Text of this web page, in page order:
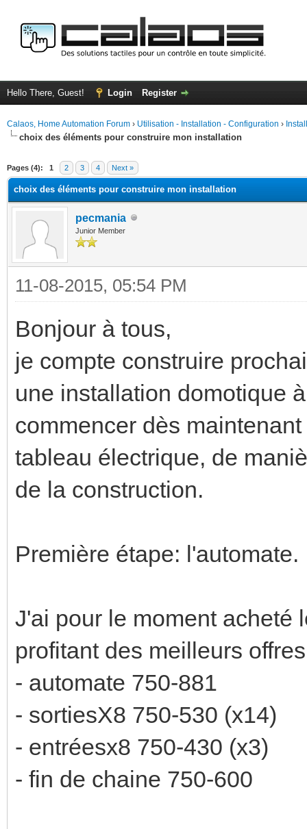
Hello There, Guest! Login Register
Calaos, Home Automation Forum › Utilisation - Installation - Configuration ›
choix des éléments pour construire mon installation
Pages (4): 1 2 3 4 Next »
choix des éléments pour construire mon installation
pecmania
Junior Member
11-08-2015, 05:54 PM
Bonjour à tous,
je compte construire
une installation domotique
commencer dès
tableau électrique, de
de la construction.
Première étape: l'automate.
J'ai pour le moment acheté
profitant des meilleurs
- automate 750-881
- sortiesX8 750-530 (x14)
- entréesx8 750-430 (x3)
- fin de chaine 750-600